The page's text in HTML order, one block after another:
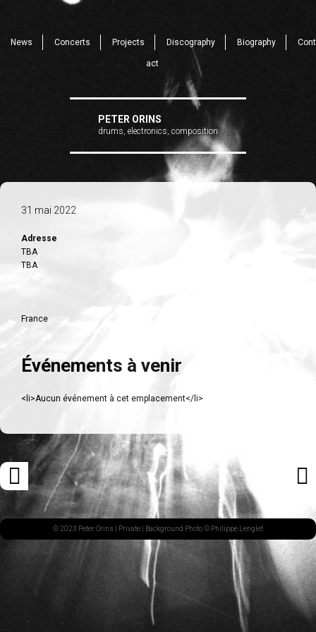
News Concerts Projects Discography Biography Cont
act
PETER ORINS
drums, electronics, composition
31 mai 2022
Adresse
TBA
TBA
France
Événements à venir
<li>Aucun événement à cet emplacement</li>
Navigation
des
articles
ARTICLE
PRÉCÉDENT© 2023 Peter Orins | Private | Background Photo © Philippe Lenglet